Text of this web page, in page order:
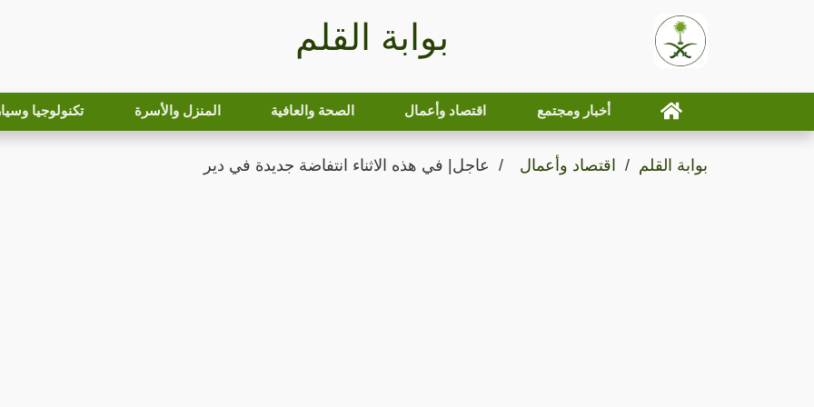
بوابة القلم
أخبار ومجتمع اقتصاد وأعمال الصحة والعافية المنزل والأسرة تكنولوجيا
بوابة القلم اقتصاد وأعمال عاجل| في هذه الاثناء انتفاضة جديدة في دير